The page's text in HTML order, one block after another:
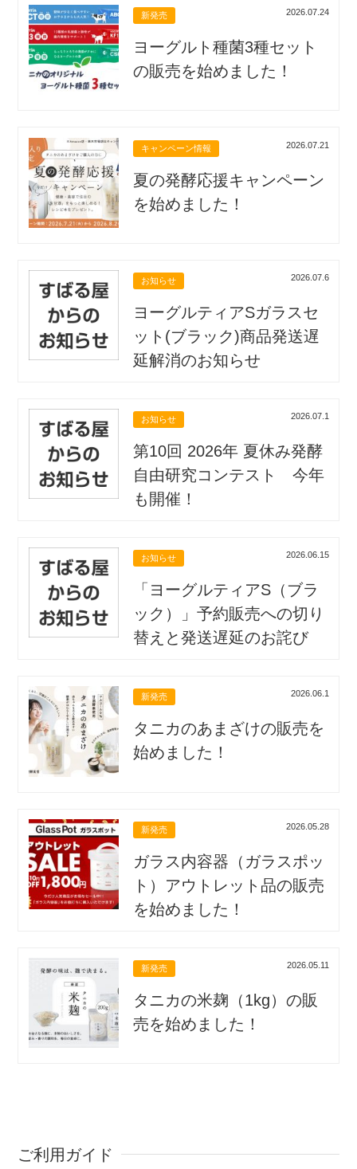
新発売 2026.07.24
ヨーグルト種菌3種セット
の販売を始めました！
キャンペーン情報 2026.07.21
夏の発酵応援キャンペーン
を始めました！
お知らせ 2026.07.6
ヨーグルティアSガラスセ
ット(ブラック)商品発送遅
延解消のお知らせ
お知らせ 2026.07.1
第10回 2026年 夏休み発酵
自由研究コンテスト 今年
も開催！
お知らせ 2026.06.15
「ヨーグルティアS（ブラ
ック）」予約販売への切り
替えと発送遅延のお詫び
新発売 2026.06.1
タニカのあまざけの販売を
始めました！
新発売 2026.05.28
ガラス内容器（ガラスポッ
ト）アウトレット品の販売
を始めました！
新発売 2026.05.11
タニカの米麹（1kg）の販
売を始めました！
ご利用ガイド